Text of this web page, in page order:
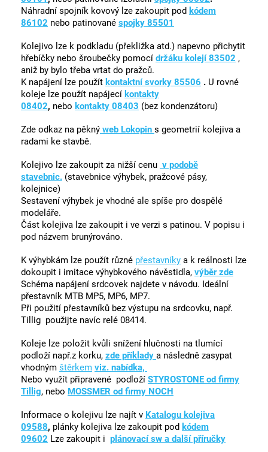
Náhradní spojník kovový lze zakoupit pod kódem
86102 nebo patinované spojky 85501
Kolejivo lze k podkladu (překližka atd.) napevno přichytit
hřebíčky nebo šroubečky pomocí držáku kolejí 83502 ,
aniž by bylo třeba vrtat do pražců.
K napájení lze použít kontaktní svorky 85506 . U rovné
koleje lze použít napájecí kontakty
08402, nebo kontakty 08403 (bez kondenzátoru)
Zde odkaz na pěkný web Lokopin s geometrií kolejiva a
radami ke stavbě.
Kolejivo lze zakoupit za nižší cenu v podobě
stavebnic. (stavebnice výhybek, pražcové pásy,
kolejnice)
Sestavení výhybek je vhodné ale spíše pro dospělé
modeláře.
Část kolejiva lze zakoupit i ve verzi s patinou. V popisu i
pod názvem brunýrováno.
K výhybkám lze použít různé přestavníky a k reálnosti lze
dokoupit i imitace výhybkového návěstidla, výběr zde
Schéma napájení srdcovek najdete v návodu. Ideální
přestavník MTB MP5, MP6, MP7.
Při použití přestavníků bez výstupu na srdcovku, např.
Tillig použijte navíc relé 08414.
Koleje lze položit kvůli snížení hlučnosti na tlumící
podloží např.z korku, zde příklady a následně zasypat
vhodným štěrkem viz. nabídka,
Nebo využít připravené podloží STYROSTONE od firmy
Tillig, nebo MOSSMER od firmy NOCH
Informace o kolejivu lze najít v Katalogu kolejiva
09588, plánky kolejiva lze zakoupit pod kódem
09602 Lze zakoupit i plánovací sw a další příručky